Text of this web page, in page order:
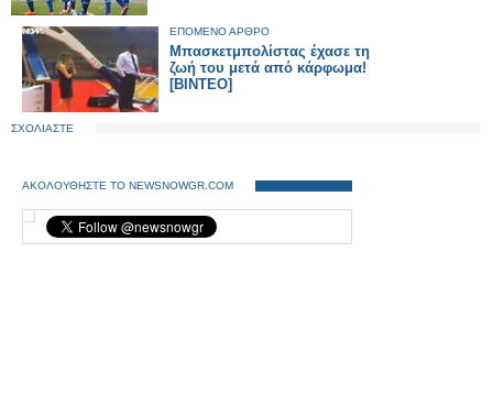
ΕΠΟΜΕΝΟ ΑΡΘΡΟ
Μπασκετμπολίστας έχασε τη
ζωή του μετά από κάρφωμα!
[ΒΙΝΤΕΟ]
ΣΧΟΛΙΑΣΤΕ
ΑΚΟΛΟΥΘΗΣΤΕ ΤΟ NEWSNOWGR.COM